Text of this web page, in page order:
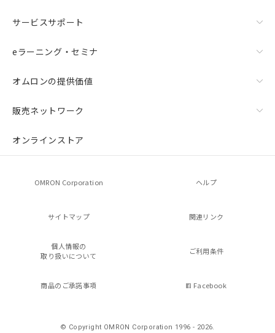
サービスサポート
eラーニング・セミナ
オムロンの提供価値
販売ネットワーク
オンラインストア
OMRON Corporation ヘルプ
サイトマップ 関連リンク
個人情報の
取り扱いについて
ご利用条件
商品のご承諾事項 Facebook
© Copyright OMRON Corporation 1996 - 2026.